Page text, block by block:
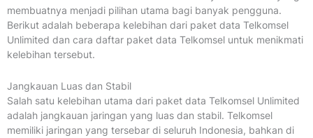
membuatnya menjadi pilihan utama bagi banyak pengguna.
Berikut adalah beberapa kelebihan dari paket data Telkomsel
Unlimited dan cara daftar paket data Telkomsel untuk menikmati
kelebihan tersebut.
Jangkauan Luas dan Stabil
Salah satu kelebihan utama dari paket data Telkomsel Unlimited
adalah jangkauan jaringan yang luas dan stabil. Telkomsel
memiliki jaringan yang tersebar di seluruh Indonesia, bahkan di